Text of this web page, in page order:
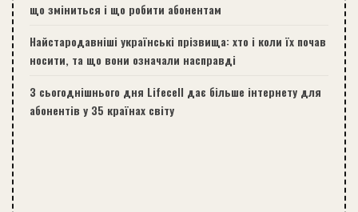
що зміниться і що робити абонентам
Найстародавніші українські прізвища: хто і коли їх почав
носити, та що вони означали насправді
З сьогоднішнього дня Lifecell дає більше інтернету для
абонентів у 35 країнах світу